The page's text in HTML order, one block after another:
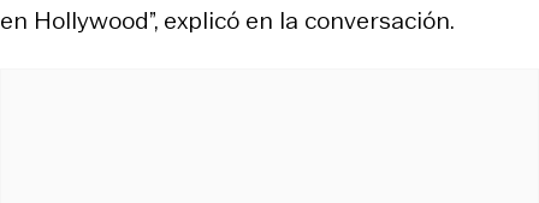
en Hollywood”, explicó en la conversación.